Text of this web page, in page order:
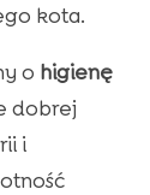
kota.
o higienę
dobrej
i